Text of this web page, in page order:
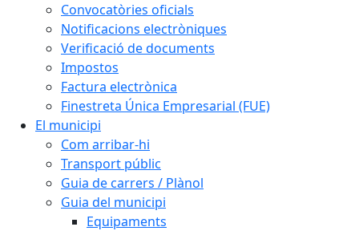
Convocatòries oficials
Notificacions electròniques
Verificació de documents
Impostos
Factura electrònica
Finestreta Única Empresarial (FUE)
El municipi
Com arribar-hi
Transport públic
Guia de carrers / Plànol
Guia del municipi
Equipaments